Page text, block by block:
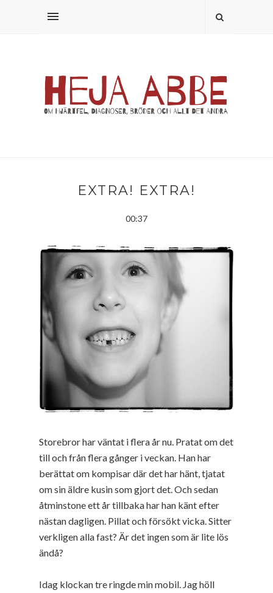
EXTRA! EXTRA!
00:37
Storebror har väntat i flera år nu. Pratat om det
till och från flera gånger i veckan. Han har
berättat om kompisar där det har hänt, tjatat
om sin äldre kusin som gjort det. Och sedan
åtminstone ett år tillbaka har han känt efter
nästan dagligen. Pillat och försökt vicka. Sitter
verkligen alla fast? Är det ingen som är lite lös
ändå?
Idag klockan tre ringde min mobil. Jag höll